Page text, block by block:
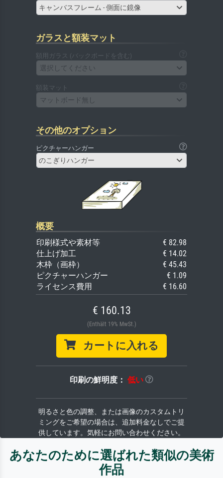
キャンバスフレーム - 側面に鏡像
ガラスと額装マット
額用ガラス (バックボードを含む)
選択してください
額装マット
マットボード無し
その他のオプション
ピクチャーハンガー
のこぎりハンガー
概要
印刷様式や素材等
€ 82.98
仕上げ加工
€ 14.02
木枠（画枠）
€ 45.43
ピクチャーハンガー
€ 1.09
ライセンス費用
€ 16.60
€ 160.13
(Enthält 19% MwSt.)
カートに入れる
印刷の鮮明度： 低い
明るさと色の調整、または画像のカスタムトリ
ミングをご希望の場合は、追加料金なしでご提
供しています。気軽にお問い合わせください。
あなたのために選ばれた類似の美術
作品